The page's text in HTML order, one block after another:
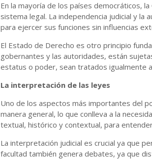
En la mayoría de los países democráticos,
sistema legal. La independencia judicial y
para ejercer sus funciones sin influencias
El Estado de Derecho es otro principio
gobernantes y las autoridades, están
estatus o poder, sean tratados igualmente
La interpretación de las leyes
Uno de los aspectos más importantes del
manera general, lo que conlleva a la
textual, histórico y contextual, para
La interpretación judicial es crucial ya que
facultad también genera debates, ya que